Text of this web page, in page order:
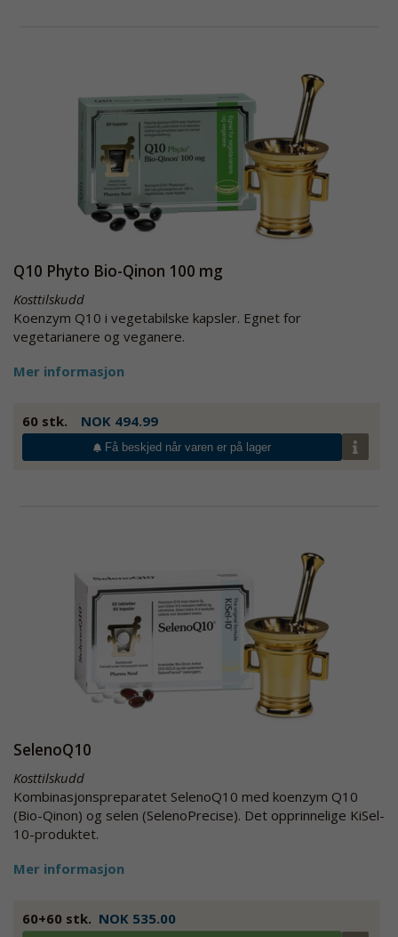
Q10 Phyto Bio-Qinon 100 mg
Kosttilskudd
Koenzym Q10 i vegetabilske kapsler. Egnet for
vegetarianere og veganere.
Mer informasjon
60 stk. NOK 494.99
Få beskjed når varen er på lager
SelenoQ10
Kosttilskudd
Kombinasjonspreparatet SelenoQ10 med koenzym Q10
(Bio-Qinon) og selen (SelenoPrecise). Det opprinnelige KiSel-
10-produktet.
Mer informasjon
60+60 stk. NOK 535.00